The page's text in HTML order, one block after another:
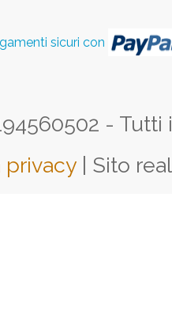
sicuri con
-
privacy | Sito